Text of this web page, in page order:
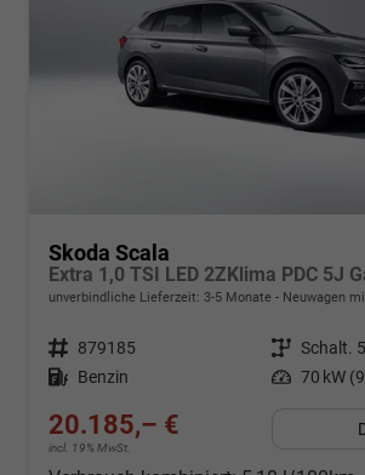
Skoda Scala
unverbindliche Lieferzeit: 3-5 Monate Neuwagen
Fahrzeugnr. 879185 Getriebe Schalt.
Kraftstoff Benzin Leistung 70 kW
20.185,– €
incl. 19% MwSt.